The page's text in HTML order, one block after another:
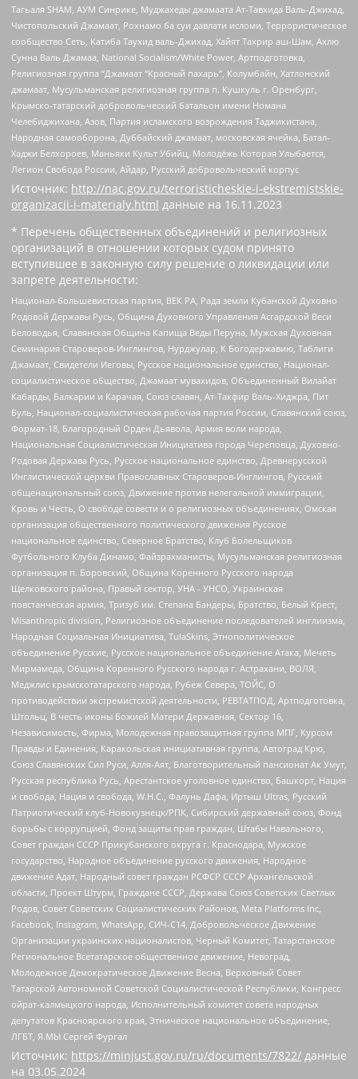
Тагьаля SHAM, АУМ Синрике, Муджахеды джамаата Ат-Тавхида Валь-Джихад,
Чистопольский Джамаат, Рохнамо ба суи давлати исломи, Террористическое
сообщество Сеть, Катиба Таухид валь-Джихад, Хайят Тахрир аш-Шам, Ахлю
Сунна Валь Джамаа, National Socialism/White Power, Артподготовка,
Религиозная группа “Джамаат “Красный пахарь”, Колумбайн, Хатлонский
джамаат, Мусульманская религиозная группа п. Кушкуль г. Оренбург,
Крымско-татарский добровольческий батальон имени Номана
Челебиджихана, Азов, Партия исламского возрождения Таджикистана,
Народная самооборона, Дуббайский джамаат, московская ячейка, Батал-
Хаджи Белхороев, Маньяки Культ Убийц, Молодёжь Которая Улыбается,
Легион Свобода России, Айдар, Русский добровольческий корпус
Источник: http://nac.gov.ru/terroristicheskie-i-ekstremistskie-
organizacii-i-materialy.html данные на 16.11.2023
* Перечень общественных объединений и религиозных
организаций в отношении которых судом принято
вступившее в законную силу решение о ликвидации или
запрете деятельности:
Национал-большевистская партия, ВЕК РА, Рада земли Кубанской Духовно
Родовой Державы Русь, Община Духовного Управления Асгардской Веси
Беловодья, Славянская Община Капища Веды Перуна, Мужская Духовная
Семинария Староверов-Инглингов, Нурджулар, К Богодержавию, Таблиги
Джамаат, Свидетели Иеговы, Русское национальное единство, Национал-
социалистическое общество, Джамаат мувахидов, Объединенный Вилайат
Кабарды, Балкарии и Карачая, Союз славян, Ат-Такфир Валь-Хиджра, Пит
Буль, Национал-социалистическая рабочая партия России, Славянский союз,
Формат-18, Благородный Орден Дьявола, Армия воли народа,
Национальная Социалистическая Инициатива города Череповца, Духовно-
Родовая Держава Русь, Русское национальное единство, Древнерусской
Инглистической церкви Православных Староверов-Инглингов, Русский
общенациональный союз, Движение против нелегальной иммиграции,
Кровь и Честь, О свободе совести и о религиозных объединениях, Омская
организация общественного политического движения Русское
национальное единство, Северное Братство, Клуб Болельщиков
Футбольного Клуба Динамо, Файзрахманисты, Мусульманская религиозная
организация п. Боровский, Община Коренного Русского народа
Щелковского района, Правый сектор, УНА - УНСО, Украинская
повстанческая армия, Тризуб им. Степана Бандеры, Братство, Белый Крест,
Misanthropic division, Религиозное объединение последователей инглиизма,
Народная Социальная Инициатива, TulaSkins, Этнополитическое
объединение Русские, Русское национальное объединение Атака, Мечеть
Мирмамеда, Община Коренного Русского народа г. Астрахани, ВОЛЯ,
Меджлис крымскотатарского народа, Рубеж Севера, ТОЙС, О
противодействии экстремистской деятельности, РЕВТАТПОД, Артподготовка,
Штольц, В честь иконы Божией Матери Державная, Сектор 16,
Независимость, Фирма, Молодежная правозащитная группа МПГ, Курсом
Правды и Единения, Каракольская инициативная группа, Автоград Крю,
Союз Славянских Сил Руси, Алля-Аят, Благотворительный пансионат Ак Умут,
Русская республика Русь, Арестантское уголовное единство, Башкорт, Нация
и свобода, Нация и свобода, W.H.С., Фалунь Дафа, Иртыш Ultras, Русский
Патриотический клуб-Новокузнецк/РПК, Сибирский державный союз, Фонд
борьбы с коррупцией, Фонд защиты прав граждан, Штабы Навального,
Совет граждан СССР Прикубанского округа г. Краснодара, Мужское
государство, Народное объединение русского движения, Народное
движение Адат, Народный совет граждан РСФСР СССР Архангельской
области, Проект Штурм, Граждане СССР, Держава Союз Советских Светлых
Родов, Совет Советских Социалистических Районов, Meta Platforms Inc,
Facebook, Instagram, WhatsApp, СИЧ-С14, Добровольческое Движение
Организации украинских националистов, Черный Комитет, Татарстанское
Региональное Всетатарское общественное движение, Невоград,
Молодежное Демократическое Движение Весна, Верховный Совет
Татарской Автономной Советской Социалистической Республики, Конгресс
ойрат-калмыцкого народа, Исполнительный комитет совета народных
депутатов Красноярского края, Этническое национальное объединение,
ЛГБТ, Я.МЫ Сергей Фургал
Источник: https://minjust.gov.ru/ru/documents/7822/ данные
на 03.05.2024